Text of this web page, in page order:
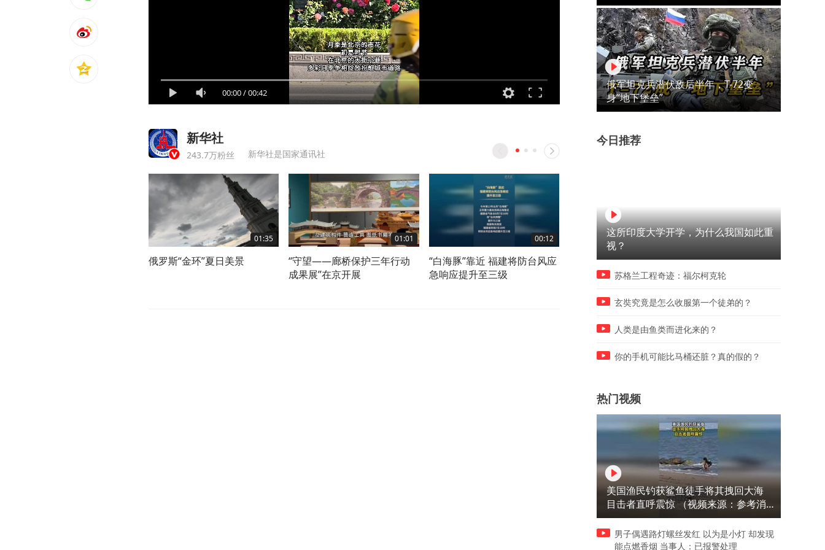
00:00/00:42
新华社
243.7万粉丝 新华社是国家通讯社
01:35
俄罗斯“金环”夏日美景
01:01
“守望——廊桥保护三年行动
成果展”在京开展
00:12
“白海豚”靠近 福建将防台风应
急响应提升至三级
03:40
中外嘉宾共话红山文化 智慧粮仓助力夏粮归仓
俄军坦克兵潜伏敌后半年，T-72变
身“地下堡垒”
今日推荐
这所印度大学开学，为什么我国如此重
视？
苏格兰工程奇迹：福尔柯克轮
玄奘究竟是怎么收服第一个徒弟的？
人类是由鱼类而进化来的？
你的手机可能比马桶还脏？真的假的？
热门视频
美国渔民钓获鲨鱼徒手将其拽回大海
目击者直呼震惊 （视频来源：参考消
息）
男子偶遇路灯螺丝发红 以为是小灯 却发现
能点燃香烟 当事人：已报警处理